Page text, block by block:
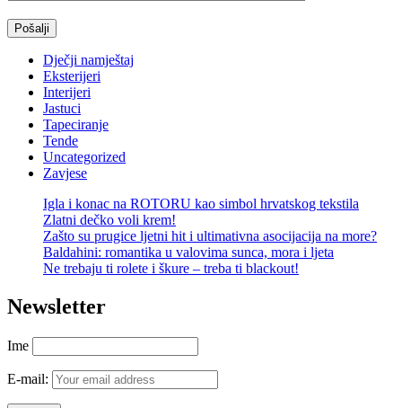
Dječji namještaj
Eksterijeri
Interijeri
Jastuci
Tapeciranje
Tende
Uncategorized
Zavjese
Igla i konac na ROTORU kao simbol hrvatskog tekstila
Zlatni dečko voli krem!
Zašto su prugice ljetni hit i ultimativna asocijacija na more?
Baldahini: romantika u valovima sunca, mora i ljeta
Ne trebaju ti rolete i škure – treba ti blackout!
Newsletter
Ime
E-mail: